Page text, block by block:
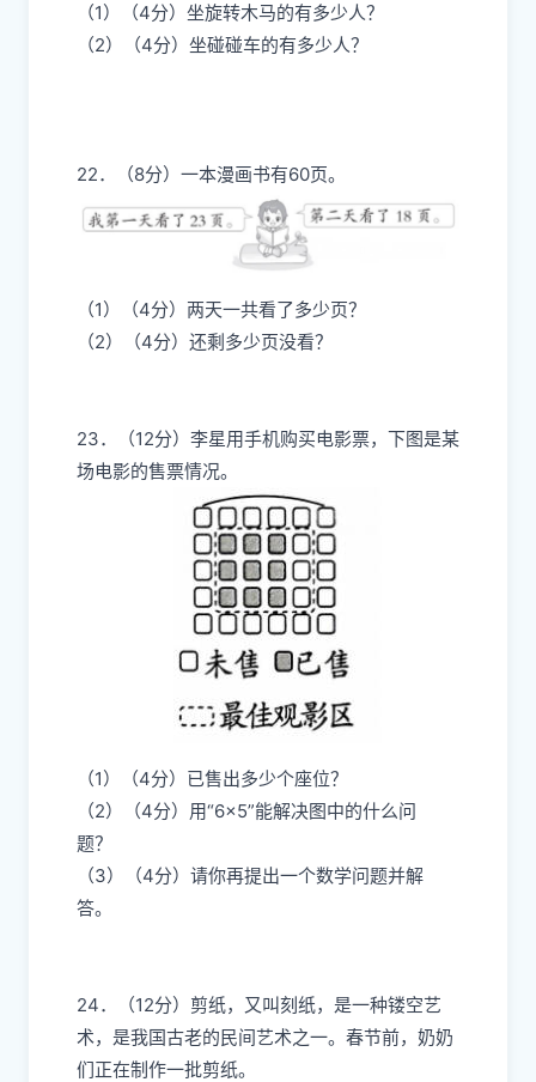
（1）（4分）坐旋转木马的有多少人？
（2）（4分）坐碰碰车的有多少人？
22．（8分）一本漫画书有60页。
（1）（4分）两天一共看了多少页？
（2）（4分）还剩多少页没看？
23．（12分）李星用手机购买电影票，下图是某
场电影的售票情况。
（1）（4分）已售出多少个座位？
（2）（4分）用“6×5”能解决图中的什么问
题？
（3）（4分）请你再提出一个数学问题并解
答。
24．（12分）剪纸，又叫刻纸，是一种镂空艺
术，是我国古老的民间艺术之一。春节前，奶奶
们正在制作一批剪纸。